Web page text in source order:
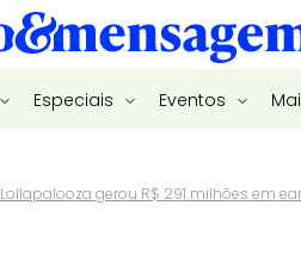
Especiais Eventos
Lollapalooza gerou R$ 291 milhões em